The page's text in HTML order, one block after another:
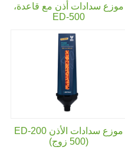
موزع سدادات أذن مع قاعدة،
ED-500
موزع سدادات الأذن ED-200
(500 زوج)